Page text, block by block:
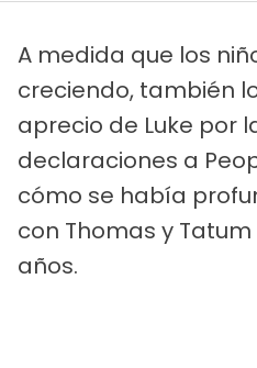
A medida que los
creciendo, también
aprecio de Luke por
declaraciones a
cómo se había
con Thomas y
años.